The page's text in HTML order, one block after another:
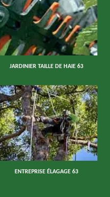
JARDINIER TAILLE DE HAIE 63
ENTREPRISE ÉLAGAGE 63